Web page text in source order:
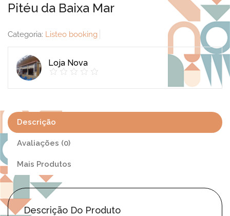
Pitéu da Baixa Mar
Categoria: Listeo booking
Loja Nova
Descrição
Avaliações (0)
Mais Produtos
Descrição Do Produto